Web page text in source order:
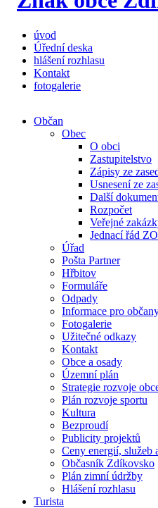
úvod
Úřední deska
hlášení rozhlasu
Kontakt
fotogalerie
Občan
Obec
O obci
Zastupitelstvo
Zápisy ze
Usnesení ze
Další
Rozpočet
Veřejné
Jednací řád ZO
Úřad
Pošta Partner
Hřbitov
Formuláře
Odpady
Informace pro
Fotogalerie
Užitečné odkazy
Kontakt
Obce a osady
Územní plán
Strategie rozvoje
Plán rozvoje sportu
Kultura
Bezproudí
Publicity projektů
Ceny energií, služeb
Občasník Zdíkovsko
Plán zimní údržby
Hlášení rozhlasu
Turista